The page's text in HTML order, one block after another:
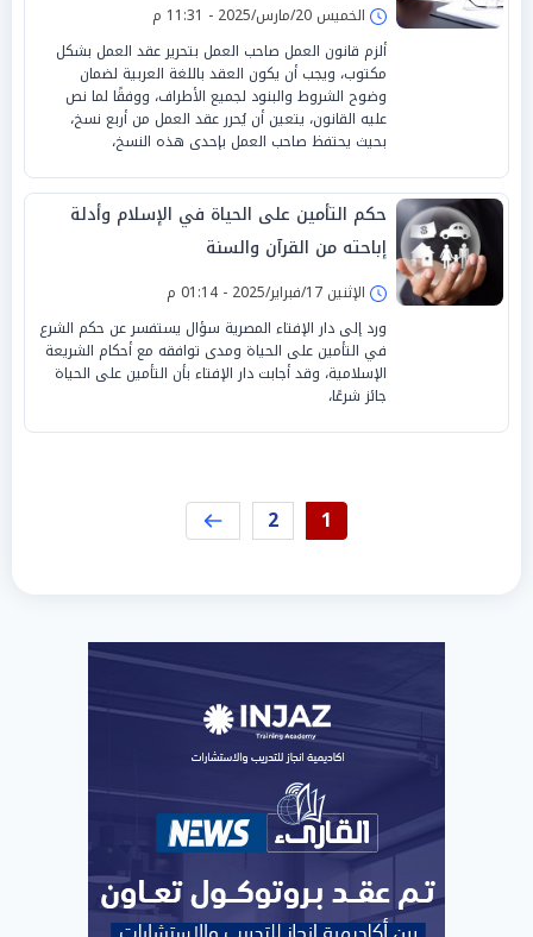
الخميس 20/مارس/2025 - 11:31 م
ألزم قانون العمل صاحب العمل بتحرير عقد العمل بشكل
مكتوب، ويجب أن يكون العقد باللغة العربية لضمان
وضوح الشروط والبنود لجميع الأطراف، ووفقًا لما نص
عليه القانون، يتعين أن يُحرر عقد العمل من أربع نسخ،
بحيث يحتفظ صاحب العمل بإحدى هذه النسخ،
حكم التأمين على الحياة في الإسلام وأدلة
إباحته من القرآن والسنة
الإثنين 17/فبراير/2025 - 01:14 م
ورد إلى دار الإفتاء المصرية سؤال يستفسر عن حكم الشرع
في التأمين على الحياة ومدى توافقه مع أحكام الشريعة
الإسلامية، وقد أجابت دار الإفتاء بأن التأمين على الحياة
جائز شرعًا،
1
2